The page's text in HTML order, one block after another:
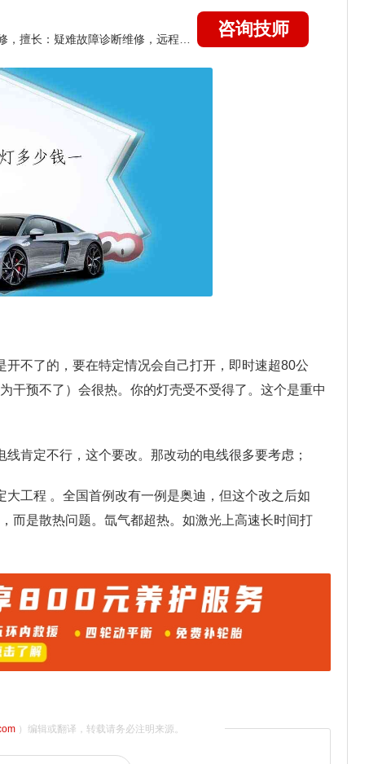
咨询技师
不了的，要在特定情况会自己打开，即时速超80公
干预不了）会很热。你的灯壳受不受得了。这个是重中
肯定不行，这个要改。那改动的电线很多要考虑；
工程 。全国首例改有一例是奥迪，但这个改之后如
而是散热问题。氙气都超热。如激光上高速长时间打
）编辑或翻译，转载请务必注明来源。